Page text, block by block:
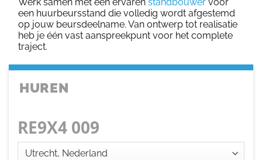
Werk samen met een ervaren standbouwer voor
een huurbeursstand die volledig wordt afgestemd
op jouw beursdeelname. Van ontwerp tot realisatie
heb je één vast aanspreekpunt voor het complete
traject.
HUREN
RE9X4 009